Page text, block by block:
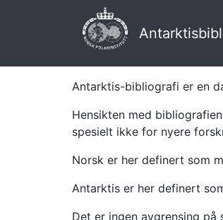
Antarktis-bibliografi er en
Hensikten med
spesielt ikke for nyere
Norsk er her definert som
Antarktis er her definert
Det er ingen avgrensing